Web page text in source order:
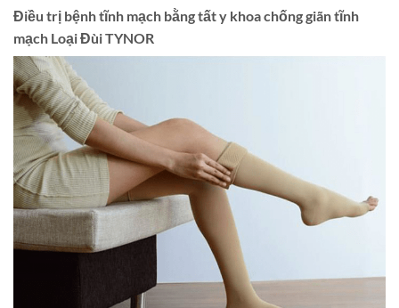
Điều trị bệnh tĩnh mạch bằng tất y khoa chống giãn tĩnh
mạch Loại Đùi TYNOR